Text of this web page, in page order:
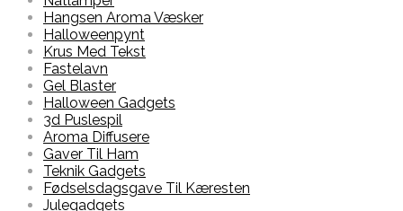
Hangsen Aroma Væsker
Halloweenpynt
Krus Med Tekst
Fastelavn
Gel Blaster
Halloween Gadgets
3d Puslespil
Aroma Diffusere
Gaver Til Ham
Teknik Gadgets
Fødselsdagsgave Til Kæresten
Julegadgets